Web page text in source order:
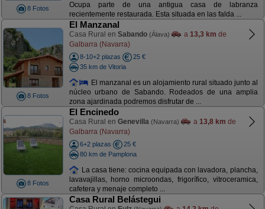
8 Fotos
Ocupa parte de una antigua casa de labranza
recientemente restaurada. Esta situada en las falda ...
8 Fotos
El Manzanal
Casa Rural en Sabando (Álava) a 13,3 km de
Galbarra (Navarra)
8-10+2 plazas
25 €
35 km de Vitoria
El manzanal es un alojamiento rural situado junto al
núcleo urbano de Sabando. Rodeados de una amplia
zona ajardinada podremos disfrutar de ...
8 Fotos
El Encinedo
Casa Rural en Genevilla (Navarra) a 13,8 km de
Galbarra (Navarra)
6+2 plazas
25 €
80 km de Pamplona
La casa tiene: cocina equipada con lavadora, plancha,
lavavajillas, horno microondas, frigorífico, vitroceramica,
cafetera y menaje completo ...
Casa Rural Belástegui